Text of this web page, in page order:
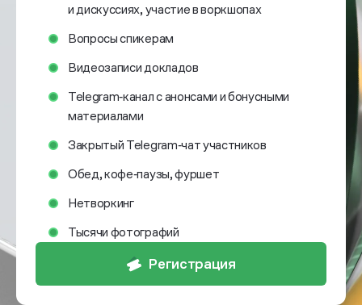
и дискуссиях, участие в воркшопах
Вопросы спикерам
Видеозаписи докладов
Telegram‑канал с анонсами и бонусными
материалами
Закрытый Telegram‑чат участников
Обед, кофе‑паузы, фуршет
Нетворкинг
Тысячи фотографий
Регистрация